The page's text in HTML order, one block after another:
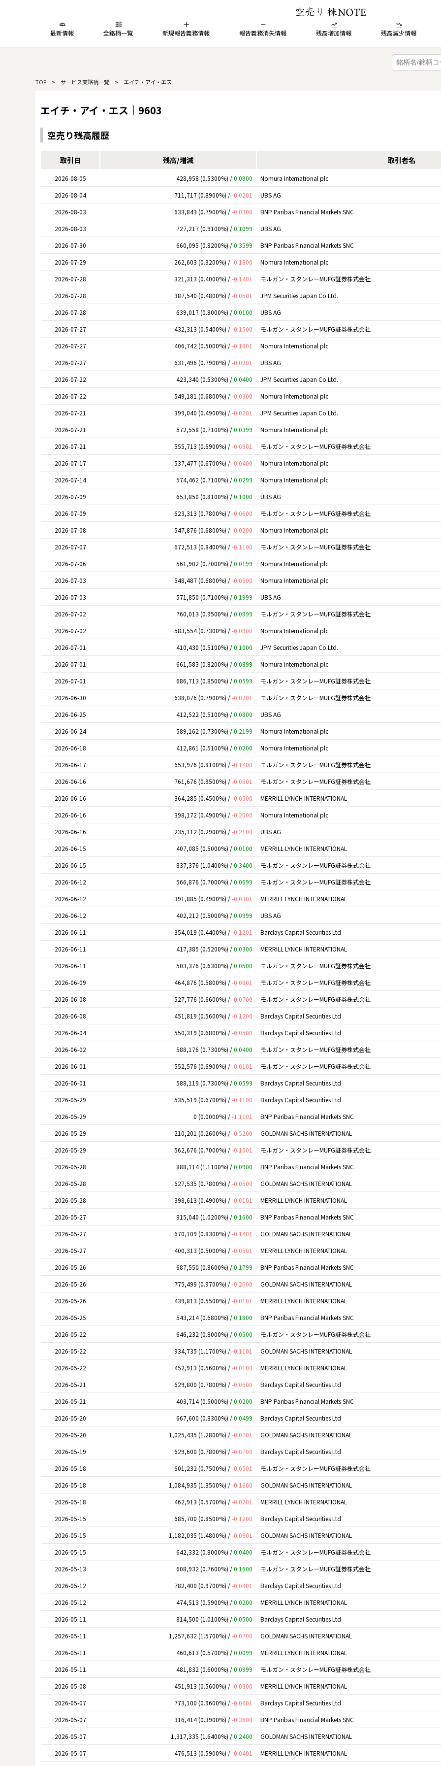
最新情報 全銘柄一覧 新規報告義務情報 報告義務消失情報 残高増加情報 残高減少情報
TOP > サービス業銘柄一覧 > エイチ・アイ・エス
エイチ・アイ・エス｜9603
空売り残高履歴
取引日 残高/増減 取引者名
2026-08-05 428,958 (0.5300%) /0.0900 Nomura International plc
2026-08-04
711,717 (0.8900%) /-0.0201 UBS AG
2026-08-03
633,843 (0.7900%) /-0.0300 BNP Paribas Financial Markets SNC
2026-08-03
727,217 (0.9100%) /0.1099 UBS AG
2026-07-30
660,095 (0.8200%) /0.3599 BNP Paribas Financial Markets SNC
2026-07-29
262,603 (0.3200%) /-0.1800 Nomura International plc
2026-07-28
321,313 (0.4000%) /-0.1401 モルガン・スタンレーMUFG証券株式会社
2026-07-28
387,540 (0.4800%) /-0.0501 JPM Securities Japan Co Ltd.
2026-07-28
639,017 (0.8000%) /0.0100 UBS AG
2026-07-27
432,313 (0.5400%) /-0.1500 モルガン・スタンレーMUFG証券株式会社
2026-07-27
406,742 (0.5000%) /-0.1801 Nomura International plc
2026-07-27
631,496 (0.7900%) /-0.0201 UBS AG
2026-07-22
423,340 (0.5300%) /0.0400 JPM Securities Japan Co Ltd.
2026-07-22
549,181 (0.6800%) /-0.0300 Nomura International plc
2026-07-21
399,040 (0.4900%) /-0.0201 JPM Securities Japan Co Ltd.
2026-07-21
572,558 (0.7100%) /0.0399 Nomura International plc
2026-07-21
555,713 (0.6900%) /-0.0901 モルガン・スタンレーMUFG証券株式会社
2026-07-17
537,477 (0.6700%) /-0.0400 Nomura International plc
2026-07-14
574,462 (0.7100%) /0.0299 Nomura International plc
2026-07-09
653,850 (0.8100%) /0.1000 UBS AG
2026-07-09
623,313 (0.7800%) /-0.0600 モルガン・スタンレーMUFG証券株式会社
2026-07-08
547,876 (0.6800%) /-0.0200 Nomura International plc
2026-07-07
672,513 (0.8400%) /-0.1100 モルガン・スタンレーMUFG証券株式会社
2026-07-06
561,902 (0.7000%) /0.0199 Nomura International plc
2026-07-03
548,487 (0.6800%) /-0.0500 Nomura International plc
2026-07-03
571,850 (0.7100%) /0.1999 UBS AG
2026-07-02
760,013 (0.9500%) /0.0999 モルガン・スタンレーMUFG証券株式会社
2026-07-02
583,554 (0.7300%) /-0.0900 Nomura International plc
2026-07-01
410,430 (0.5100%) /0.1000 JPM Securities Japan Co Ltd.
2026-07-01
661,583 (0.8200%) /0.0899 Nomura International plc
2026-07-01
686,713 (0.8500%) /0.0599 モルガン・スタンレーMUFG証券株式会社
2026-06-30
638,076 (0.7900%) /-0.0201 モルガン・スタンレーMUFG証券株式会社
2026-06-25
412,522 (0.5100%) /0.0800 UBS AG
2026-06-24
589,162 (0.7300%) /0.2199 Nomura International plc
2026-06-18
412,861 (0.5100%) /0.0200 Nomura International plc
2026-06-17
653,976 (0.8100%) /-0.1400 モルガン・スタンレーMUFG証券株式会社
2026-06-16
761,676 (0.9500%) /-0.0901 モルガン・スタンレーMUFG証券株式会社
2026-06-16
364,285 (0.4500%) /-0.0500 MERRILL LYNCH INTERNATIONAL
2026-06-16
398,172 (0.4900%) /-0.2000 Nomura International plc
2026-06-16
235,112 (0.2900%) /-0.2100 UBS AG
2026-06-15
407,085 (0.5000%) /0.0100 MERRILL LYNCH INTERNATIONAL
2026-06-15
837,376 (1.0400%) /0.3400 モルガン・スタンレーMUFG証券株式会社
2026-06-12
566,876 (0.7000%) /0.0699 モルガン・スタンレーMUFG証券株式会社
2026-06-12
391,885 (0.4900%) /-0.0301 MERRILL LYNCH INTERNATIONAL
2026-06-12
402,212 (0.5000%) /0.0999 UBS AG
2026-06-11
354,019 (0.4400%) /-0.1201 Barclays Capital Securities Ltd
2026-06-11
417,385 (0.5200%) /0.0300 MERRILL LYNCH INTERNATIONAL
2026-06-11
503,376 (0.6300%) /0.0500 モルガン・スタンレーMUFG証券株式会社
2026-06-09
464,876 (0.5800%) /-0.0801 モルガン・スタンレーMUFG証券株式会社
2026-06-08
527,776 (0.6600%) /-0.0700 モルガン・スタンレーMUFG証券株式会社
2026-06-08
451,819 (0.5600%) /-0.1200 Barclays Capital Securities Ltd
2026-06-04
550,319 (0.6800%) /-0.0500 Barclays Capital Securities Ltd
2026-06-02
588,176 (0.7300%) /0.0400 モルガン・スタンレーMUFG証券株式会社
2026-06-01
552,576 (0.6900%) /-0.0101 モルガン・スタンレーMUFG証券株式会社
2026-06-01
588,119 (0.7300%) /0.0599 Barclays Capital Securities Ltd
2026-05-29
535,519 (0.6700%) /-0.1100 Barclays Capital Securities Ltd
2026-05-29
0 (0.0000%) /-1.1101 BNP Paribas Financial Markets SNC
2026-05-29
210,201 (0.2600%) /-0.5200 GOLDMAN SACHS INTERNATIONAL
2026-05-29
562,676 (0.7000%) /-0.1001 モルガン・スタンレーMUFG証券株式会社
2026-05-28
888,114 (1.1100%) /0.0900 BNP Paribas Financial Markets SNC
2026-05-28
627,535 (0.7800%) /-0.0500 GOLDMAN SACHS INTERNATIONAL
2026-05-28
398,613 (0.4900%) /-0.0101 MERRILL LYNCH INTERNATIONAL
2026-05-27
815,040 (1.0200%) /0.1600 BNP Paribas Financial Markets SNC
2026-05-27
670,109 (0.8300%) /-0.1401 GOLDMAN SACHS INTERNATIONAL
2026-05-27
400,313 (0.5000%) /-0.0501 MERRILL LYNCH INTERNATIONAL
2026-05-26
687,550 (0.8600%) /0.1799 BNP Paribas Financial Markets SNC
2026-05-26
775,499 (0.9700%) /-0.2000 GOLDMAN SACHS INTERNATIONAL
2026-05-26
439,813 (0.5500%) /-0.0101 MERRILL LYNCH INTERNATIONAL
2026-05-25
543,214 (0.6800%) /0.1800 BNP Paribas Financial Markets SNC
2026-05-22
646,232 (0.8000%) /0.0500 モルガン・スタンレーMUFG証券株式会社
2026-05-22
934,735 (1.1700%) /-0.1101 GOLDMAN SACHS INTERNATIONAL
2026-05-22
452,913 (0.5600%) /-0.0100 MERRILL LYNCH INTERNATIONAL
2026-05-21
629,800 (0.7800%) /-0.0500 Barclays Capital Securities Ltd
2026-05-21
403,714 (0.5000%) /0.0200 BNP Paribas Financial Markets SNC
2026-05-20
667,600 (0.8300%) /0.0499 Barclays Capital Securities Ltd
2026-05-20
1,025,435 (1.2800%) /-0.0701 GOLDMAN SACHS INTERNATIONAL
2026-05-19
629,600 (0.7800%) /-0.0700 Barclays Capital Securities Ltd
2026-05-18
601,232 (0.7500%) /-0.0501 モルガン・スタンレーMUFG証券株式会社
2026-05-18
1,084,935 (1.3500%) /-0.1300 GOLDMAN SACHS INTERNATIONAL
2026-05-18
462,913 (0.5700%) /-0.0201 MERRILL LYNCH INTERNATIONAL
2026-05-15
685,700 (0.8500%) /-0.1200 Barclays Capital Securities Ltd
2026-05-15
1,182,035 (1.4800%) /-0.0901 GOLDMAN SACHS INTERNATIONAL
2026-05-15
642,332 (0.8000%) /0.0400 モルガン・スタンレーMUFG証券株式会社
2026-05-13
608,932 (0.7600%) /0.1600 モルガン・スタンレーMUFG証券株式会社
2026-05-12
782,400 (0.9700%) /-0.0401 Barclays Capital Securities Ltd
2026-05-12
474,513 (0.5900%) /0.0200 MERRILL LYNCH INTERNATIONAL
2026-05-11
814,500 (1.0100%) /0.0500 Barclays Capital Securities Ltd
2026-05-11
1,257,632 (1.5700%) /-0.0700 GOLDMAN SACHS INTERNATIONAL
2026-05-11
460,613 (0.5700%) /0.0099 MERRILL LYNCH INTERNATIONAL
2026-05-11
481,832 (0.6000%) /0.0999 モルガン・スタンレーMUFG証券株式会社
2026-05-08
451,913 (0.5600%) /-0.0300 MERRILL LYNCH INTERNATIONAL
2026-05-07
773,100 (0.9600%) /-0.0401 Barclays Capital Securities Ltd
2026-05-07
316,414 (0.3900%) /-0.3600 BNP Paribas Financial Markets SNC
2026-05-07
1,317,335 (1.6400%) /0.2400 GOLDMAN SACHS INTERNATIONAL
2026-05-07
476,513 (0.5900%) /-0.0401 MERRILL LYNCH INTERNATIONAL